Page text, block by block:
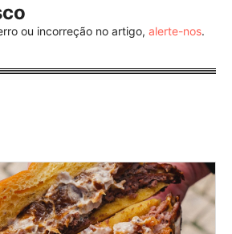
ou incorreção no artigo, alerte-nos.